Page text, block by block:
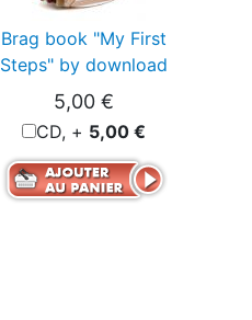
Brag book "My First
Steps" by download
5,00 €
CD, + 5,00 €